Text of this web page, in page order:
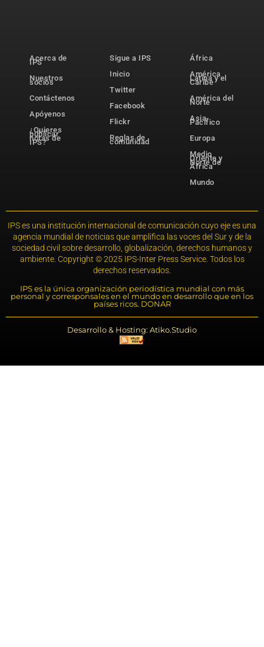
Acerca de
IPS
Nuestros
socios
Contáctenos
Apóyenos
¿Quieres
publicar
notas de
IPS?
Sigue a IPS
Inicio
Twitter
Facebook
Flickr
Reglas de
comunidad
África
América
Latina y el
Caribe
América del
Norte
Asia-
Pacífico
Europa
Medio
Oriente y
Norte de
África
Mundo
IPS es una institución internacional de comunicación cuyo eje es una
agencia mundial de noticias que amplifica las voces del Sur y de la
sociedad civil sobre desarrollo, globalización, derechos humanos y
ambiente. Copyright © 2025 IPS-Inter Press Service. Todos los
derechos reservados.
IPS es la única organización periodística mundial con más
personal y corresponsales en el mundo en desarrollo que en los
países ricos. DONAR
Desarrollo & Hosting: Atiko.Studio